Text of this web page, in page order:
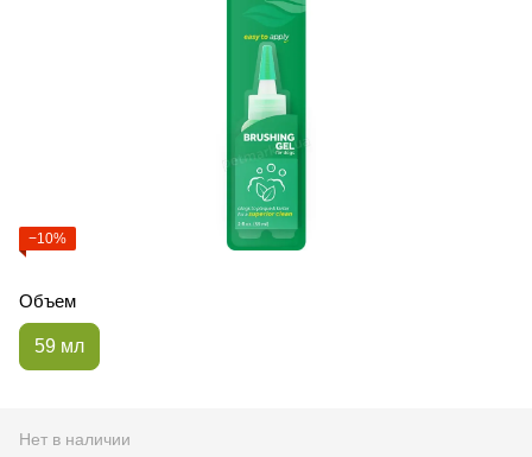
−10%
Объем
59 мл
Нет в наличии